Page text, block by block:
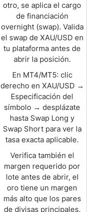
otro, se aplica el cargo
de financiación
overnight (swap). Valida
el swap de XAU/USD en
tu plataforma antes de
abrir la posición.
En MT4/MT5: clic
derecho en XAU/USD →
Especificación del
símbolo → desplázate
hasta Swap Long y
Swap Short para ver la
tasa exacta aplicable.
Verifica también el
margen requerido por
lote antes de abrir, el
oro tiene un margen
más alto que los pares
de divisas principales.